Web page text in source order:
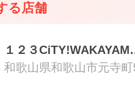
る店舗
１２３
和歌山県和歌山市元寺